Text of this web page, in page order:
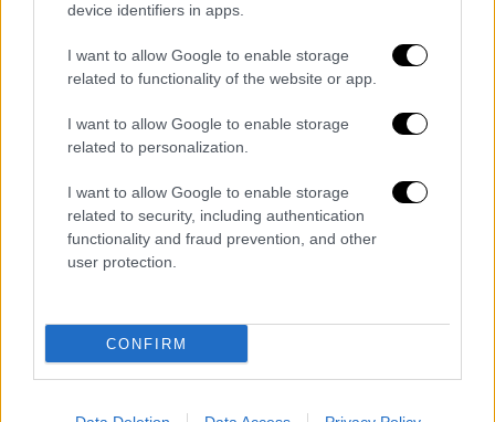
device identifiers in apps.
I want to allow Google to enable storage
related to functionality of the website or app.
I want to allow Google to enable storage
related to personalization.
I want to allow Google to enable storage
related to security, including authentication
functionality and fraud prevention, and other
user protection.
CONFIRM
δυνατότητα πρόσβασης από όλες τις
εισόδους του Ολυμπιακού Σταδίου (Είσοδος